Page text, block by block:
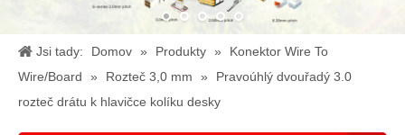
Jsi tady: Domov » Produkty »
Konektor Wire To
Wire/Board
» Rozteč 3,0 mm »
Pravoúhlý dvouřadý 3.0
rozteč drátu k hlavičce kolíku desky